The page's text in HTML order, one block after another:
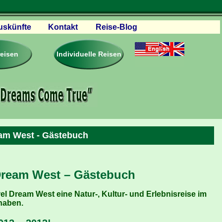
– Reviews
Firmen & Links
Kontakt Reise-Blog
Individuelle Reisen
West - Gästebuch
West – Gästebuch
Dream West eine Natur-, Kultur- und Erlebnisreise im